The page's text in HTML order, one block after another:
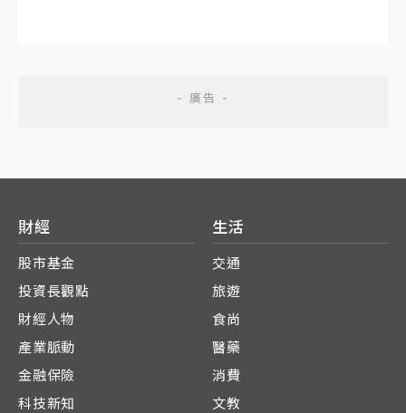
財經
股市基金
投資長觀點
財經人物
產業脈動
金融保險
科技新知
生活
交通
旅遊
食尚
醫藥
消費
文教